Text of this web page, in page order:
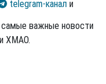
telegram-канал и
важные новости
и ХМАО.